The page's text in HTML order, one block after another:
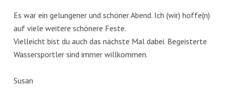
Es war ein gelungener und schöner Abend. Ich (wir) hoffe(n)
auf viele weitere schönere Feste.
Vielleicht bist du auch das nächste Mal dabei. Begeisterte
Wassersportler sind immer willkommen.
Susan